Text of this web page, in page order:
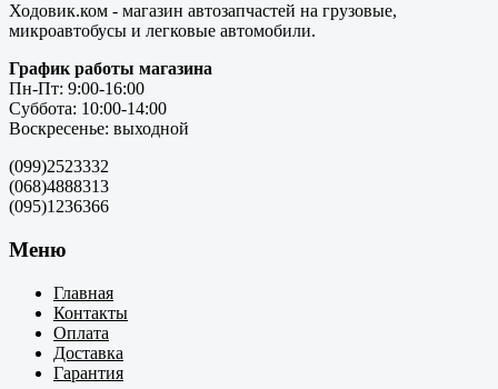
Ходовик.ком - магазин автозапчастей на грузовые,
микроавтобусы и легковые автомобили.
График работы магазина
Пн-Пт: 9:00-16:00
Суббота: 10:00-14:00
Воскресенье: выходной
(099)2523332
(068)4888313
(095)1236366
Меню
Главная
Контакты
Оплата
Доставка
Гарантия